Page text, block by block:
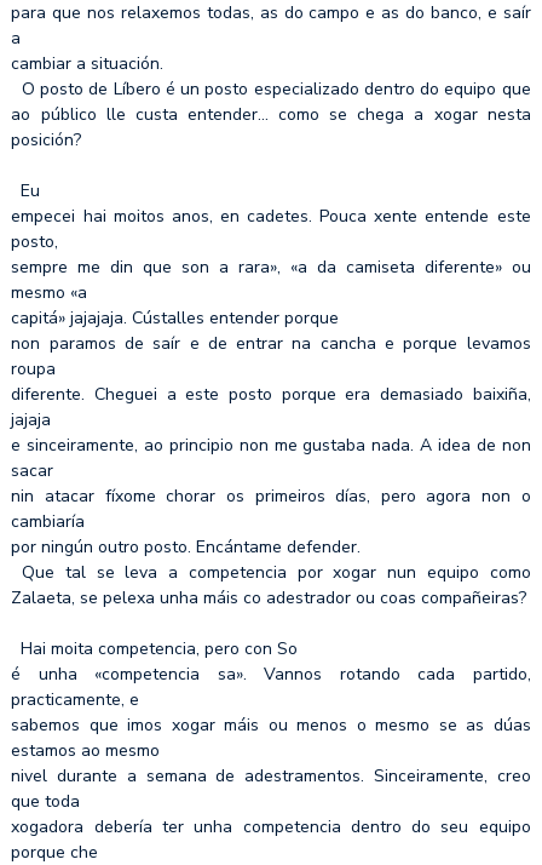
para que nos relaxemos todas, as do campo e as do banco, e saír
a
cambiar a situación.
O posto de Líbero é un posto especializado dentro do equipo que
ao público lle custa entender… como se chega a xogar nesta
posición?
Eu
empecei hai moitos anos, en cadetes. Pouca xente entende este
posto,
sempre me din que son a rara», «a da camiseta diferente» ou
mesmo «a
capitá» jajajaja. Cústalles entender porque
non paramos de saír e de entrar na cancha e porque levamos
roupa
diferente. Cheguei a este posto porque era demasiado baixiña,
jajaja
e sinceiramente, ao principio non me gustaba nada. A idea de non
sacar
nin atacar fíxome chorar os primeiros días, pero agora non o
cambiaría
por ningún outro posto. Encántame defender.
Que tal se leva a competencia por xogar nun equipo como
Zalaeta, se pelexa unha máis co adestrador ou coas compañeiras?
Hai moita competencia, pero con So
é unha «competencia sa». Vannos rotando cada partido,
practicamente, e
sabemos que imos xogar máis ou menos o mesmo se as dúas
estamos ao mesmo
nivel durante a semana de adestramentos. Sinceiramente, creo
que toda
xogadora debería ter unha competencia dentro do seu equipo
porque che